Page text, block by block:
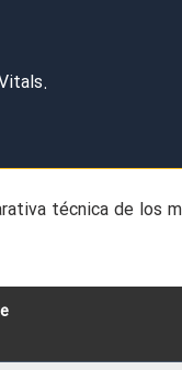
técnica de los